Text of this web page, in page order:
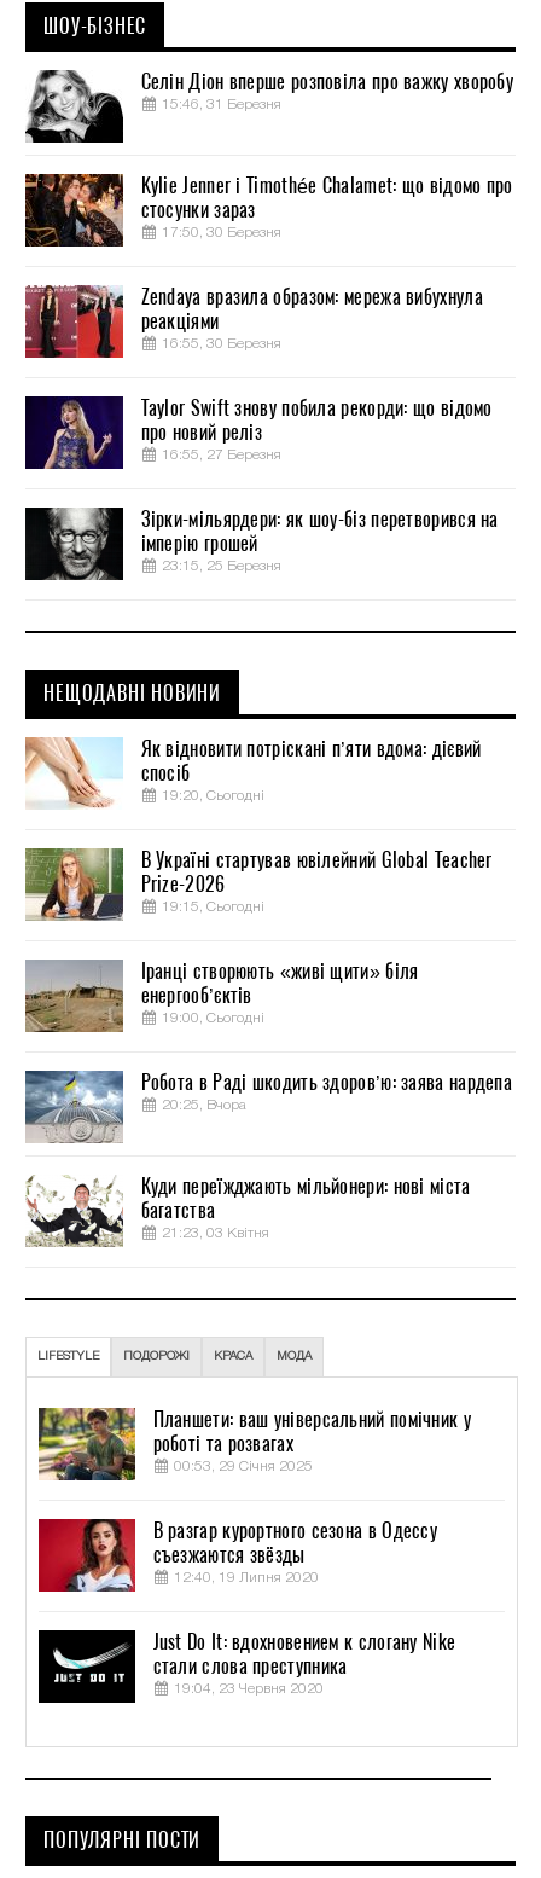
ШОУ-БІЗНЕС
Селін Діон вперше розповіла про важку хворобу
15:46, 31 Березня
Kylie Jenner і Timothée Chalamet: що відомо про
стосунки зараз
17:50, 30 Березня
Zendaya вразила образом: мережа вибухнула
реакціями
16:55, 30 Березня
Taylor Swift знову побила рекорди: що відомо
про новий реліз
16:55, 27 Березня
Зірки-мільярдери: як шоу-біз перетворився на
імперію грошей
23:15, 25 Березня
НЕЩОДАВНІ НОВИНИ
Як відновити потріскані п’яти вдома: дієвий
спосіб
19:20, Сьогодні
В Україні стартував ювілейний Global Teacher
Prize-2026
19:15, Сьогодні
Іранці створюють «живі щити» біля
енергооб’єктів
19:00, Сьогодні
Робота в Раді шкодить здоров’ю: заява нардепа
20:25, Вчора
Куди переїжджають мільйонери: нові міста
багатства
21:23, 03 Квітня
LIFESTYLE ПОДОРОЖІ КРАСА МОДА
Планшети: ваш універсальний помічник у
роботі та розвагах
00:53, 29 Січня 2025
В разгар курортного сезона в Одессу
съезжаются звёзды
12:40, 19 Липня 2020
Just Do It: вдохновением к слогану Nike
стали слова преступника
19:04, 23 Червня 2020
ПОПУЛЯРНІ ПОСТИ